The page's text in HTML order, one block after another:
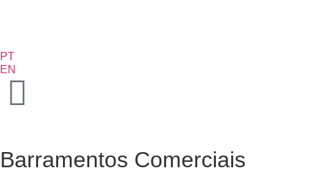
PT
EN
Barramentos Comerciais